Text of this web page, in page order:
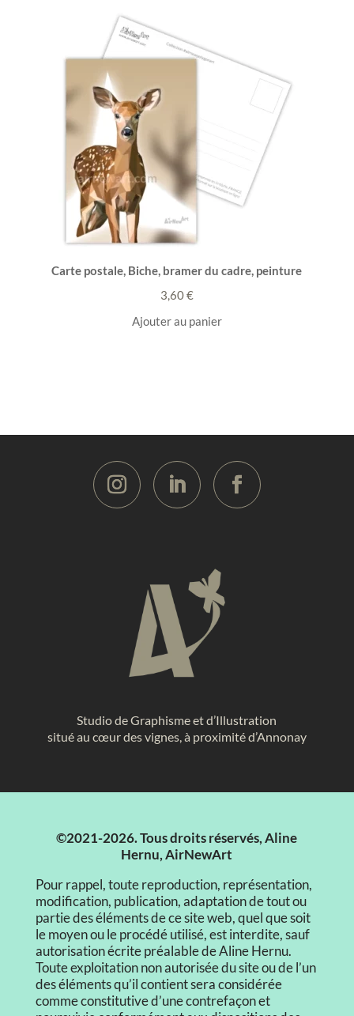
Carte postale, Biche, bramer du cadre, peinture
3,60€
Ajouter au panier
Studio de Graphisme et d’Illustration
situé au cœur des vignes, à proximité d’Annonay
©2021-2026. Tous droits réservés, Aline
Hernu, AirNewArt
Pour rappel, toute reproduction, représentation,
modification, publication, adaptation de tout ou
partie des éléments de ce site web, quel que soit
le moyen ou le procédé utilisé, est interdite, sauf
autorisation écrite préalable de Aline Hernu.
Toute exploitation non autorisée du site ou de l’un
des éléments qu’il contient sera considérée
comme constitutive d’une contrefaçon et